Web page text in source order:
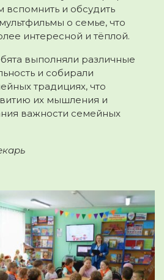
вспомнить и обсудить
о семье, что
интересной и тёплой.
выполняли различные
и собирали
традициях, что
их мышления и
важности семейных